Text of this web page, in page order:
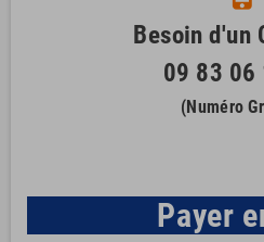
Besoin d'un
09 83 06
(Numéro
Payer